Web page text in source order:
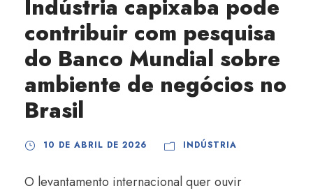
Indústria capixaba pode
contribuir com pesquisa
do Banco Mundial sobre
ambiente de negócios no
Brasil
10 DE ABRIL DE 2026 INDÚSTRIA
O levantamento internacional quer ouvir